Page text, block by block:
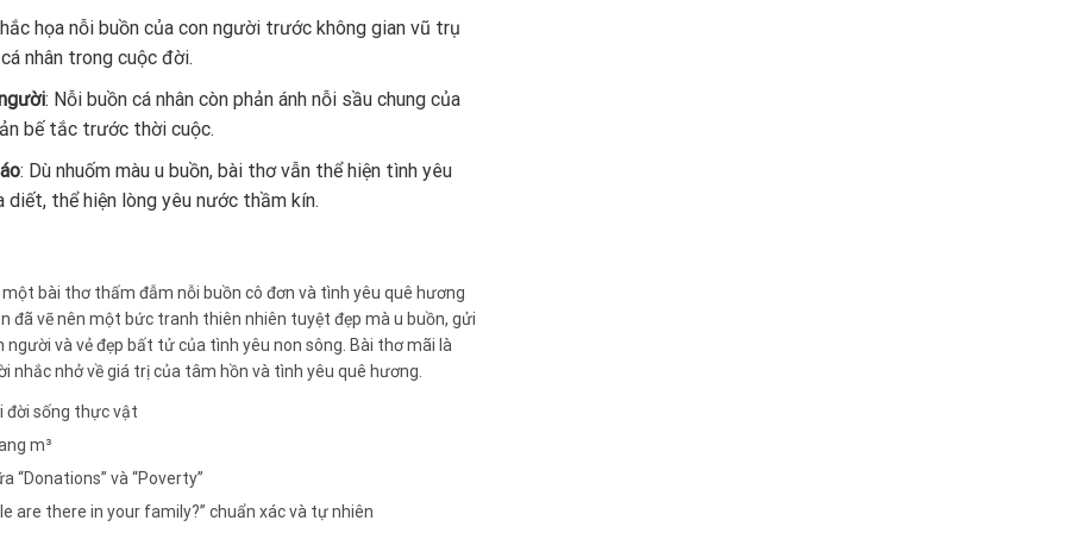
họa nỗi buồn của con người trước không gian vũ trụ
nhân trong cuộc đời.
: Nỗi buồn cá nhân còn phản ánh nỗi sầu chung của
bế tắc trước thời cuộc.
: Dù nhuốm màu u buồn, bài thơ vẫn thể hiện tình yêu
diết, thể hiện lòng yêu nước thầm kín.
một bài thơ thấm đẫm nỗi buồn cô đơn và tình yêu quê hương
đã vẽ nên một bức tranh thiên nhiên tuyệt đẹp mà u buồn, gửi
và vẻ đẹp bất tử của tình yêu non sông. Bài thơ mãi là
nhắc nhở về giá trị của tâm hồn và tình yêu quê hương.
đời sống thực vật
m³
“Donations” và “Poverty”
are there in your family?” chuẩn xác và tự nhiên